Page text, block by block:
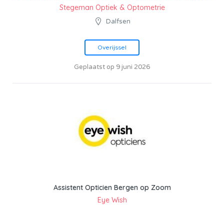
Stegeman Optiek & Optometrie
Dalfsen
Overijssel
Geplaatst op 9 juni 2026
Assistent Opticien Bergen op Zoom
Eye Wish